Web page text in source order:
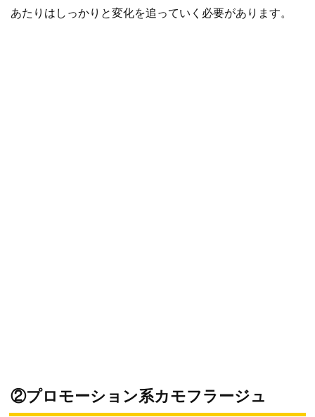
あたりはしっかりと変化を追っていく必要があります。
②プロモーション系カモフラージュ